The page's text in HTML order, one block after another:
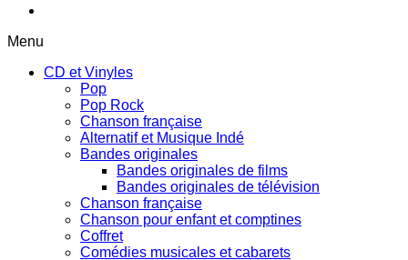
Menu
CD et Vinyles
Pop
Pop Rock
Chanson française
Alternatif et Musique Indé
Bandes originales
Bandes originales de films
Bandes originales de télévision
Chanson française
Chanson pour enfant et comptines
Coffret
Comédies musicales et cabarets